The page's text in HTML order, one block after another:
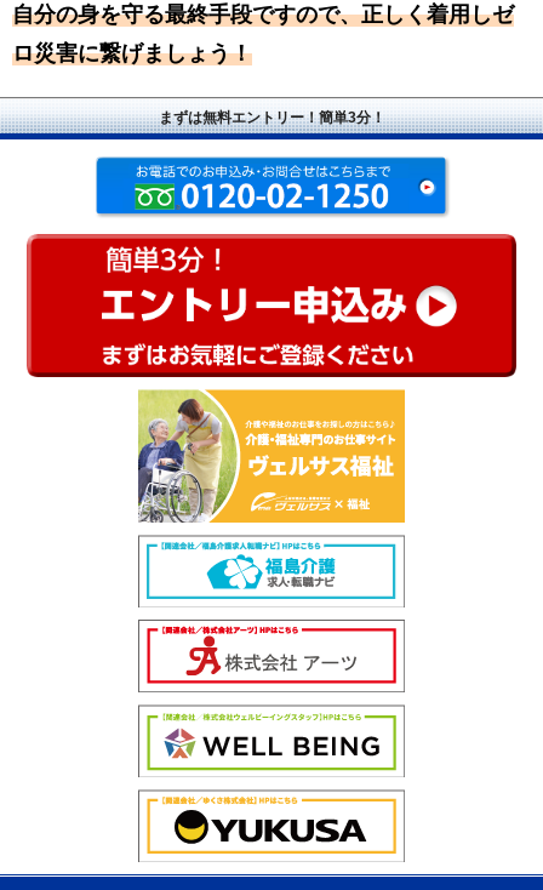
自分の身を守る最終手段ですので、正しく着用しゼ
ロ災害に繋げましょう！
まずは無料エントリー！簡単3分！